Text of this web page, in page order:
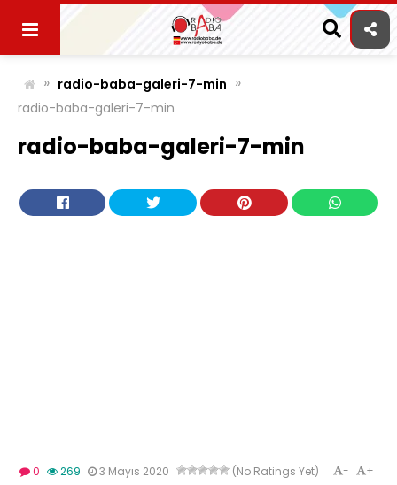
content
» radio-baba-galeri-7-min »
radio-baba-galeri-7-min
radio-baba-galeri-7-min
0 269 3 Mayıs 2020 (No Ratings Yet) +
-